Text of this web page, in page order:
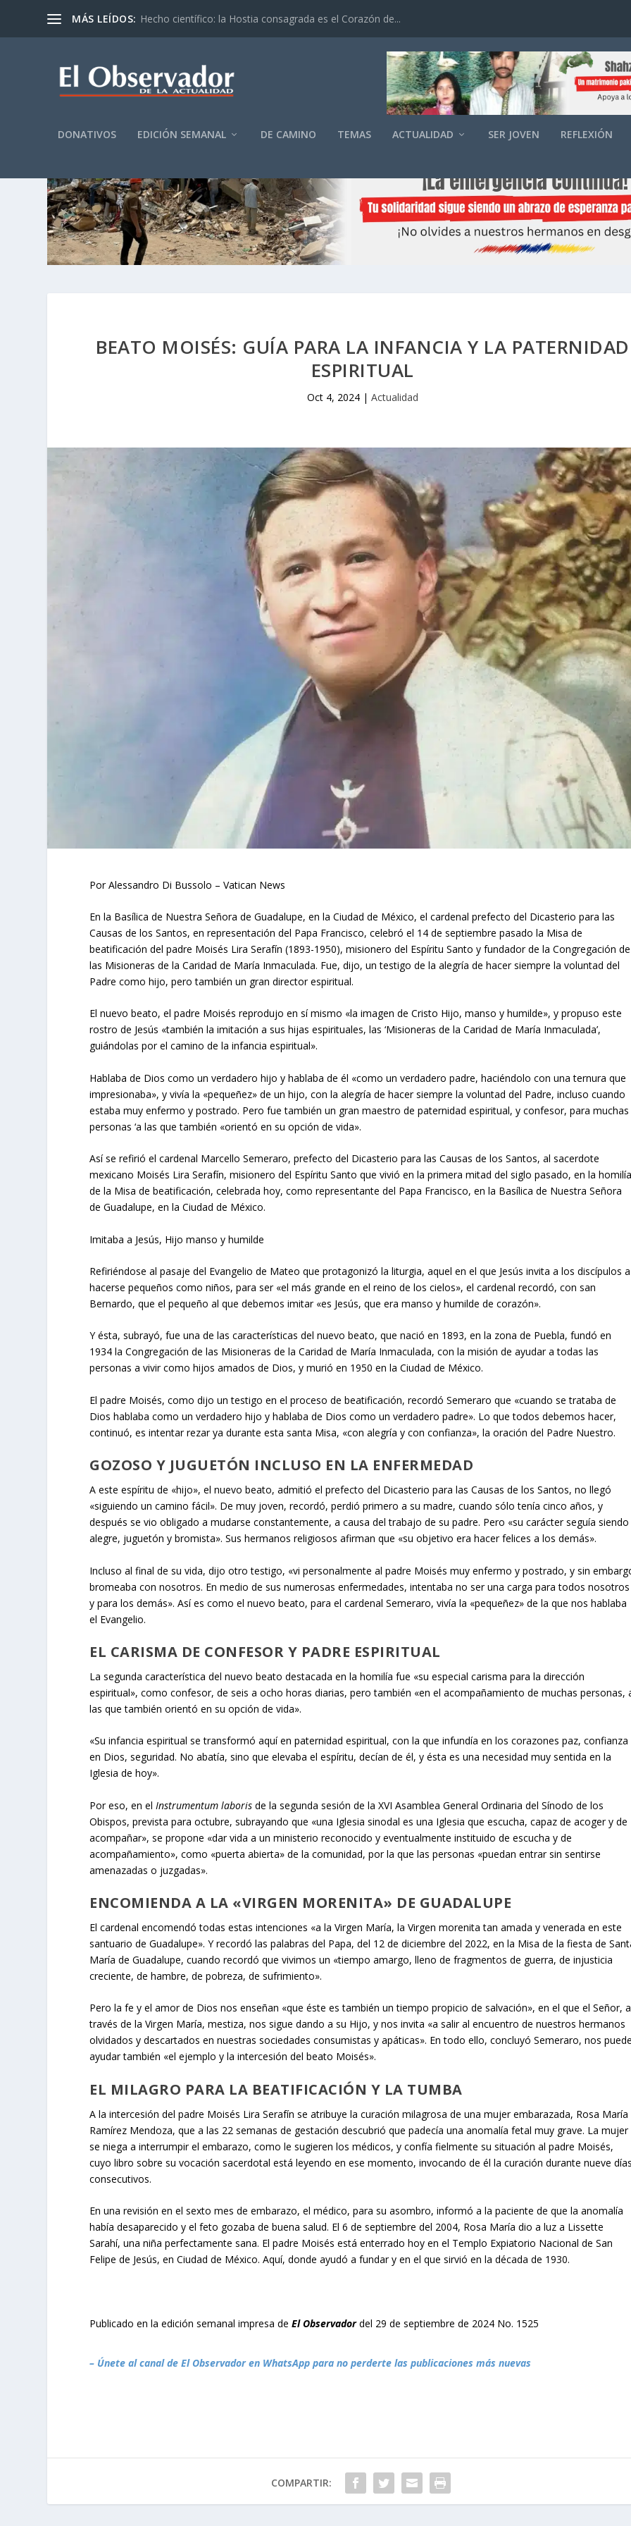
MÁS LEÍDOS: Hecho científico: la Hostia consagrada es el Corazón de...
DONATIVOS EDICIÓN SEMANAL DE CAMINO TEMAS ACTUALIDAD SER JOVEN REFLEXIÓN
BEATO MOISÉS: GUÍA PARA LA INFANCIA Y LA PATERNIDAD
ESPIRITUAL
Oct 4, 2024| Actualidad
Por Alessandro Di Bussolo – Vatican News
En la Basílica de Nuestra Señora de Guadalupe, en la Ciudad de México, el cardenal prefecto del Dicasterio para las
Causas de los Santos, en representación del Papa Francisco, celebró el 14 de septiembre pasado la Misa de
beatificación del padre Moisés Lira Serafín (1893-1950), misionero del Espíritu Santo y fundador de la Congregación de
las Misioneras de la Caridad de María Inmaculada. Fue, dijo, un testigo de la alegría de hacer siempre la voluntad del
Padre como hijo, pero también un gran director espiritual.
El nuevo beato, el padre Moisés reprodujo en sí mismo «la imagen de Cristo Hijo, manso y humilde», y propuso este
rostro de Jesús «también la imitación a sus hijas espirituales, las ‘Misioneras de la Caridad de María Inmaculada’,
guiándolas por el camino de la infancia espiritual».
Hablaba de Dios como un verdadero hijo y hablaba de él «como un verdadero padre, haciéndolo con una ternura que
impresionaba», y vivía la «pequeñez» de un hijo, con la alegría de hacer siempre la voluntad del Padre, incluso cuando
estaba muy enfermo y postrado. Pero fue también un gran maestro de paternidad espiritual, y confesor, para muchas
personas ‘a las que también «orientó en su opción de vida».
Así se refirió el cardenal Marcello Semeraro, prefecto del Dicasterio para las Causas de los Santos, al sacerdote
mexicano Moisés Lira Serafín, misionero del Espíritu Santo que vivió en la primera mitad del siglo pasado, en la
de la Misa de beatificación, celebrada hoy, como representante del Papa Francisco, en la Basílica de Nuestra Señora
de Guadalupe, en la Ciudad de México.
Imitaba a Jesús, Hijo manso y humilde
Refiriéndose al pasaje del Evangelio de Mateo que protagonizó la liturgia, aquel en el que Jesús invita a los discípulos a
hacerse pequeños como niños, para ser «el más grande en el reino de los cielos», el cardenal recordó, con san
Bernardo, que el pequeño al que debemos imitar «es Jesús, que era manso y humilde de corazón».
Y ésta, subrayó, fue una de las características del nuevo beato, que nació en 1893, en la zona de Puebla, fundó en
1934 la Congregación de las Misioneras de la Caridad de María Inmaculada, con la misión de ayudar a todas las
personas a vivir como hijos amados de Dios, y murió en 1950 en la Ciudad de México.
El padre Moisés, como dijo un testigo en el proceso de beatificación, recordó Semeraro que «cuando se trataba de
Dios hablaba como un verdadero hijo y hablaba de Dios como un verdadero padre». Lo que todos debemos hacer,
continuó, es intentar rezar ya durante esta santa Misa, «con alegría y con confianza», la oración del Padre Nuestro.
GOZOSO Y JUGUETÓN INCLUSO EN LA ENFERMEDAD
A este espíritu de «hijo», el nuevo beato, admitió el prefecto del Dicasterio para las Causas de los Santos, no llegó
«siguiendo un camino fácil». De muy joven, recordó, perdió primero a su madre, cuando sólo tenía cinco años, y
después se vio obligado a mudarse constantemente, a causa del trabajo de su padre. Pero «su carácter seguía siendo
alegre, juguetón y bromista». Sus hermanos religiosos afirman que «su objetivo era hacer felices a los demás».
Incluso al final de su vida, dijo otro testigo, «vi personalmente al padre Moisés muy enfermo y postrado, y sin
bromeaba con nosotros. En medio de sus numerosas enfermedades, intentaba no ser una carga para todos nosotros
y para los demás». Así es como el nuevo beato, para el cardenal Semeraro, vivía la «pequeñez» de la que nos hablaba
el Evangelio.
EL CARISMA DE CONFESOR Y PADRE ESPIRITUAL
La segunda característica del nuevo beato destacada en la homilía fue «su especial carisma para la dirección
espiritual», como confesor, de seis a ocho horas diarias, pero también «en el acompañamiento de muchas personas,
las que también orientó en su opción de vida».
«Su infancia espiritual se transformó aquí en paternidad espiritual, con la que infundía en los corazones paz, confianza
en Dios, seguridad. No abatía, sino que elevaba el espíritu, decían de él, y ésta es una necesidad muy sentida en la
Iglesia de hoy».
Por eso, en el Instrumentum laboris de la segunda sesión de la XVI Asamblea General Ordinaria del Sínodo de los
Obispos, prevista para octubre, subrayando que «una Iglesia sinodal es una Iglesia que escucha, capaz de acoger y de
acompañar», se propone «dar vida a un ministerio reconocido y eventualmente instituido de escucha y de
acompañamiento», como «puerta abierta» de la comunidad, por la que las personas «puedan entrar sin sentirse
amenazadas o juzgadas».
ENCOMIENDA A LA «VIRGEN MORENITA» DE GUADALUPE
El cardenal encomendó todas estas intenciones «a la Virgen María, la Virgen morenita tan amada y venerada en este
santuario de Guadalupe». Y recordó las palabras del Papa, del 12 de diciembre del 2022, en la Misa de la fiesta de
María de Guadalupe, cuando recordó que vivimos un «tiempo amargo, lleno de fragmentos de guerra, de injusticia
creciente, de hambre, de pobreza, de sufrimiento».
Pero la fe y el amor de Dios nos enseñan «que éste es también un tiempo propicio de salvación», en el que el Señor, a
través de la Virgen María, mestiza, nos sigue dando a su Hijo, y nos invita «a salir al encuentro de nuestros hermanos
olvidados y descartados en nuestras sociedades consumistas y apáticas». En todo ello, concluyó Semeraro, nos
ayudar también «el ejemplo y la intercesión del beato Moisés».
EL MILAGRO PARA LA BEATIFICACIÓN Y LA TUMBA
A la intercesión del padre Moisés Lira Serafín se atribuye la curación milagrosa de una mujer embarazada, Rosa María
Ramírez Mendoza, que a las 22 semanas de gestación descubrió que padecía una anomalía fetal muy grave. La mujer
se niega a interrumpir el embarazo, como le sugieren los médicos, y confía fielmente su situación al padre Moisés,
cuyo libro sobre su vocación sacerdotal está leyendo en ese momento, invocando de él la curación durante nueve
consecutivos.
En una revisión en el sexto mes de embarazo, el médico, para su asombro, informó a la paciente de que la anomalía
había desaparecido y el feto gozaba de buena salud. El 6 de septiembre del 2004, Rosa María dio a luz a Lissette
Sarahí, una niña perfectamente sana. El padre Moisés está enterrado hoy en el Templo Expiatorio Nacional de San
Felipe de Jesús, en Ciudad de México. Aquí, donde ayudó a fundar y en el que sirvió en la década de 1930.
Publicado en la edición semanal impresa deEl Observadordel 29 de septiembre de 2024 No. 1525
– Únete al canal de El Observador en WhatsApp para no perderte las publicaciones más nuevas
COMPARTIR: